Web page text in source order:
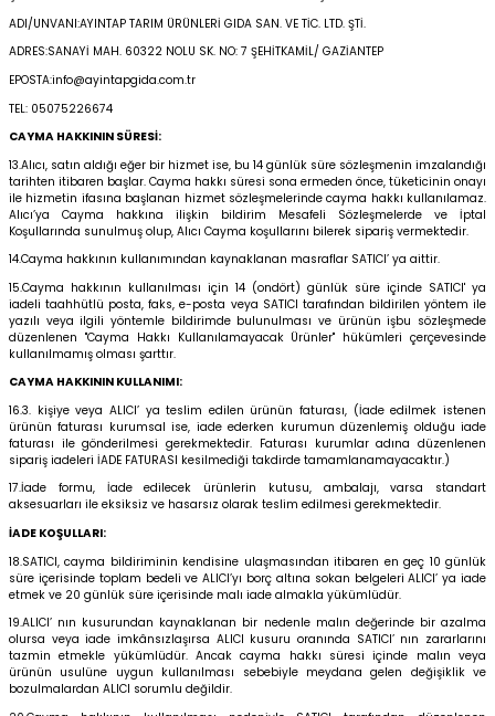
ADI/UNVANI:AYINTAP TARIM ÜRÜNLERİ GIDA SAN. VE TİC. LTD. ŞTİ.
ADRES:SANAYİ MAH. 60322 NOLU SK. NO: 7 ŞEHİTKAMİL/ GAZİANTEP
EPOSTA:info@ayintapgida.com.tr
TEL: 05075226674
CAYMA HAKKININ SÜRESİ:
13.Alıcı, satın aldığı eğer bir hizmet ise, bu 14 günlük süre sözleşmenin imzalandığı
tarihten itibaren başlar. Cayma hakkı süresi sona ermeden önce, tüketicinin onayı
ile hizmetin ifasına başlanan hizmet sözleşmelerinde cayma hakkı kullanılamaz.
Alıcı’ya Cayma hakkına ilişkin bildirim Mesafeli Sözleşmelerde ve İptal
Koşullarında sunulmuş olup, Alıcı Cayma koşullarını bilerek sipariş vermektedir.
14.Cayma hakkının kullanımından kaynaklanan masraflar SATICI’ ya aittir.
15.Cayma hakkının kullanılması için 14 (ondört) günlük süre içinde SATICI' ya
iadeli taahhütlü posta, faks, e-posta veya SATICI tarafından bildirilen yöntem ile
yazılı veya ilgili yöntemle bildirimde bulunulması ve ürünün işbu sözleşmede
düzenlenen "Cayma Hakkı Kullanılamayacak Ürünler" hükümleri çerçevesinde
kullanılmamış olması şarttır.
CAYMA HAKKININ KULLANIMI:
16.3. kişiye veya ALICI’ ya teslim edilen ürünün faturası, (İade edilmek istenen
ürünün faturası kurumsal ise, iade ederken kurumun düzenlemiş olduğu iade
faturası ile gönderilmesi gerekmektedir. Faturası kurumlar adına düzenlenen
sipariş iadeleri İADE FATURASI kesilmediği takdirde tamamlanamayacaktır.)
17.İade formu, İade edilecek ürünlerin kutusu, ambalajı, varsa standart
aksesuarları ile eksiksiz ve hasarsız olarak teslim edilmesi gerekmektedir.
İADE KOŞULLARI:
18.SATICI, cayma bildiriminin kendisine ulaşmasından itibaren en geç 10 günlük
süre içerisinde toplam bedeli ve ALICI’yı borç altına sokan belgeleri ALICI’ ya iade
etmek ve 20 günlük süre içerisinde malı iade almakla yükümlüdür.
19.ALICI’ nın kusurundan kaynaklanan bir nedenle malın değerinde bir azalma
olursa veya iade imkânsızlaşırsa ALICI kusuru oranında SATICI’ nın zararlarını
tazmin etmekle yükümlüdür. Ancak cayma hakkı süresi içinde malın veya
ürünün usulüne uygun kullanılması sebebiyle meydana gelen değişiklik ve
bozulmalardan ALICI sorumlu değildir.